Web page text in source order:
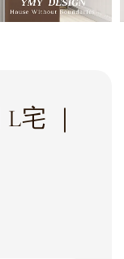
宅 ｜